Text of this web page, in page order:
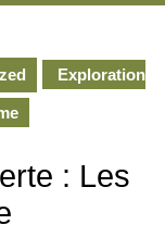
Exploration
: Les